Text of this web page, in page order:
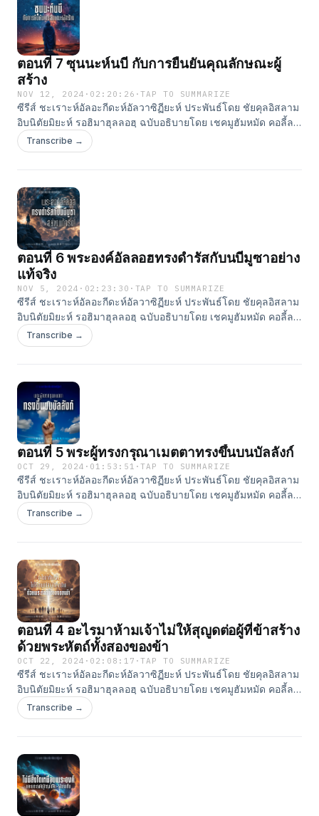
publisher/id1529718433⁠⁠⁠⁠⁠⁠⁠⁠⁠⁠⁠⁠⁠⁠⁠⁠⁠⁠⁠⁠⁠⁠⁠⁠⁠⁠ Youtube:
⁠⁠⁠⁠⁠⁠⁠⁠⁠⁠⁠⁠⁠⁠⁠⁠⁠⁠⁠⁠⁠⁠⁠⁠⁠⁠https://www.youtube.com/c/AssabiqoonPublisher⁠⁠⁠⁠⁠⁠⁠⁠⁠⁠⁠⁠⁠⁠⁠⁠⁠⁠⁠⁠⁠⁠⁠⁠⁠⁠ Facebook:
⁠⁠⁠⁠⁠⁠⁠⁠⁠⁠⁠⁠⁠⁠⁠⁠⁠⁠⁠⁠⁠⁠⁠⁠⁠⁠https://www.facebook.com/AssabiqoonPublisher⁠⁠⁠⁠⁠⁠⁠⁠⁠⁠⁠⁠⁠⁠⁠⁠⁠⁠⁠ Tiktok:
⁠⁠⁠⁠⁠⁠⁠⁠⁠⁠⁠⁠⁠⁠⁠⁠⁠⁠⁠https://www.tiktok.com/@assabiqoon⁠⁠⁠⁠⁠⁠⁠⁠⁠⁠⁠⁠⁠⁠⁠⁠⁠⁠⁠ Clubhouse:
⁠⁠⁠⁠⁠⁠⁠⁠⁠⁠⁠⁠⁠⁠⁠⁠⁠⁠⁠⁠⁠⁠⁠⁠⁠⁠⁠⁠⁠⁠⁠https://www.clubhouse.com/house/assabiqoon-publisher⁠⁠⁠⁠⁠⁠⁠⁠⁠⁠
ตอนที่ 7 ซุนนะห์นบี กับการยืนยันคุณลักษณะผู้
สร้าง
NOV 12, 2024 · 02:20:26 ·TAP TO SUMMARIZE
ซีรีส์ ชะเราะห์อัลอะกีดะห์อัลวาซิฏียะห์ ประพันธ์โดย ชัยคุลอิสลาม
อิบนิตัยมิยะห์ รอฮิมาฮุลลอฮฺ ฉบับอธิบายโดย เชคมูฮัมหมัด คอลี้ล
ฮัรรอซ สอนโดย อ.ยูนุส แสงไพจิตร สำนักพิมพ์อัซซาบิกูน #ติดตาม
ผลงานของเราได้ที่ Line: ⁠⁠⁠⁠⁠⁠⁠⁠⁠⁠⁠⁠⁠⁠⁠⁠⁠⁠⁠⁠⁠⁠⁠⁠⁠@assabiqoon⁠⁠⁠⁠⁠⁠⁠⁠⁠⁠⁠⁠⁠⁠⁠⁠⁠⁠⁠⁠⁠⁠⁠⁠⁠ Website:
publisher/id1529718433⁠⁠⁠⁠⁠⁠⁠⁠⁠⁠⁠⁠⁠⁠⁠⁠⁠⁠⁠⁠⁠⁠⁠⁠⁠ Youtube:
⁠⁠⁠⁠⁠⁠⁠⁠⁠⁠⁠⁠⁠⁠⁠⁠⁠⁠⁠⁠⁠⁠⁠⁠⁠https://www.youtube.com/c/AssabiqoonPublisher⁠⁠⁠⁠⁠⁠⁠⁠⁠⁠⁠⁠⁠⁠⁠⁠⁠⁠⁠⁠⁠⁠⁠⁠⁠ Facebook:
⁠⁠⁠⁠⁠⁠⁠⁠⁠⁠⁠⁠⁠⁠⁠⁠⁠⁠⁠⁠⁠⁠⁠⁠⁠https://www.facebook.com/AssabiqoonPublisher⁠⁠⁠⁠⁠⁠⁠⁠⁠⁠⁠⁠⁠⁠⁠⁠⁠⁠ Tiktok:
⁠⁠⁠⁠⁠⁠⁠⁠⁠⁠⁠⁠⁠⁠⁠⁠⁠⁠https://www.tiktok.com/@assabiqoon⁠⁠⁠⁠⁠⁠⁠⁠⁠⁠⁠⁠⁠⁠⁠⁠⁠⁠ Clubhouse:
⁠⁠⁠⁠⁠⁠⁠⁠⁠⁠⁠⁠⁠⁠⁠⁠⁠⁠⁠⁠⁠⁠⁠⁠⁠⁠⁠⁠⁠⁠https://www.clubhouse.com/house/assabiqoon-publisher⁠⁠⁠⁠⁠⁠⁠⁠⁠⁠
Transcribe →
ตอนที่ 6 พระองค์อัลลอฮทรงดำรัสกับนบีมูซาอย่าง
แท้จริง
NOV 5, 2024 · 02:23:30 · TAP TO SUMMARIZE
ซีรีส์ ชะเราะห์อัลอะกีดะห์อัลวาซิฏียะห์ ประพันธ์โดย ชัยคุลอิสลาม
อิบนิตัยมิยะห์ รอฮิมาฮุลลอฮฺ ฉบับอธิบายโดย เชคมูฮัมหมัด คอลี้ล
ฮัรรอซ สอนโดย อ.ยูนุส แสงไพจิตร สำนักพิมพ์อัซซาบิกูน #ติดตาม
ผลงานของเราได้ที่ Line: ⁠⁠⁠⁠⁠⁠⁠⁠⁠⁠⁠⁠⁠⁠⁠⁠⁠⁠⁠⁠⁠⁠⁠⁠@assabiqoon⁠⁠⁠⁠⁠⁠⁠⁠⁠⁠⁠⁠⁠⁠⁠⁠⁠⁠⁠⁠⁠⁠⁠⁠ Website:
publisher/id1529718433⁠⁠⁠⁠⁠⁠⁠⁠⁠⁠⁠⁠⁠⁠⁠⁠⁠⁠⁠⁠⁠⁠⁠⁠ Youtube:
⁠⁠⁠⁠⁠⁠⁠⁠⁠⁠⁠⁠⁠⁠⁠⁠⁠⁠⁠⁠⁠⁠⁠⁠https://www.youtube.com/c/AssabiqoonPublisher⁠⁠⁠⁠⁠⁠⁠⁠⁠⁠⁠⁠⁠⁠⁠⁠⁠⁠⁠⁠⁠⁠⁠⁠ Facebook:
⁠⁠⁠⁠⁠⁠⁠⁠⁠⁠⁠⁠⁠⁠⁠⁠⁠⁠⁠⁠⁠⁠⁠⁠https://www.facebook.com/AssabiqoonPublisher⁠⁠⁠⁠⁠⁠⁠⁠⁠⁠⁠⁠⁠⁠⁠⁠⁠ Tiktok:
⁠⁠⁠⁠⁠⁠⁠⁠⁠⁠⁠⁠⁠⁠⁠⁠⁠https://www.tiktok.com/@assabiqoon⁠⁠⁠⁠⁠⁠⁠⁠⁠⁠⁠⁠⁠⁠⁠⁠⁠ Clubhouse:
⁠⁠⁠⁠⁠⁠⁠⁠⁠⁠⁠⁠⁠⁠⁠⁠⁠⁠⁠⁠⁠⁠⁠⁠⁠⁠⁠⁠⁠https://www.clubhouse.com/house/assabiqoon-publisher⁠⁠⁠⁠⁠⁠⁠⁠⁠⁠
Transcribe →
ตอนที่ 5 พระผู้ทรงกรุณาเมตตาทรงขึ้นบนบัลลังก์
OCT 29, 2024 · 01:53:51 ·TAP TO SUMMARIZE
ซีรีส์ ชะเราะห์อัลอะกีดะห์อัลวาซิฏียะห์ ประพันธ์โดย ชัยคุลอิสลาม
อิบนิตัยมิยะห์ รอฮิมาฮุลลอฮฺ ฉบับอธิบายโดย เชคมูฮัมหมัด คอลี้ล
ฮัรรอซ สอนโดย อ.ยูนุส แสงไพจิตร สำนักพิมพ์อัซซาบิกูน #ติดตาม
ผลงานของเราได้ที่ Line: ⁠⁠⁠⁠⁠⁠⁠⁠⁠⁠⁠⁠⁠⁠⁠⁠⁠⁠⁠⁠⁠⁠⁠@assabiqoon⁠⁠⁠⁠⁠⁠⁠⁠⁠⁠⁠⁠⁠⁠⁠⁠⁠⁠⁠⁠⁠⁠⁠ Website:
publisher/id1529718433⁠⁠⁠⁠⁠⁠⁠⁠⁠⁠⁠⁠⁠⁠⁠⁠⁠⁠⁠⁠⁠⁠⁠ Youtube:
⁠⁠⁠⁠⁠⁠⁠⁠⁠⁠⁠⁠⁠⁠⁠⁠⁠⁠⁠⁠⁠⁠⁠https://www.youtube.com/c/AssabiqoonPublisher⁠⁠⁠⁠⁠⁠⁠⁠⁠⁠⁠⁠⁠⁠⁠⁠⁠⁠⁠⁠⁠⁠⁠ Facebook:
⁠⁠⁠⁠⁠⁠⁠⁠⁠⁠⁠⁠⁠⁠⁠⁠⁠⁠⁠⁠⁠⁠⁠https://www.facebook.com/AssabiqoonPublisher⁠⁠⁠⁠⁠⁠⁠⁠⁠⁠⁠⁠⁠⁠⁠⁠ Tiktok:
⁠⁠⁠⁠⁠⁠⁠⁠⁠⁠⁠⁠⁠⁠⁠⁠https://www.tiktok.com/@assabiqoon⁠⁠⁠⁠⁠⁠⁠⁠⁠⁠⁠⁠⁠⁠⁠⁠ Clubhouse:
⁠⁠⁠⁠⁠⁠⁠⁠⁠⁠⁠⁠⁠⁠⁠⁠⁠⁠⁠⁠⁠⁠⁠⁠⁠⁠⁠⁠https://www.clubhouse.com/house/assabiqoon-publisher⁠⁠⁠⁠⁠⁠⁠⁠⁠⁠
Transcribe →
ตอนที่ 4 อะไรมาห้ามเจ้าไม่ให้สุญูดต่อผู้ที่ข้าสร้าง
ด้วยพระหัตถ์ทั้งสองของข้า
OCT 22, 2024 · 02:08:17 ·TAP TO SUMMARIZE
ซีรีส์ ชะเราะห์อัลอะกีดะห์อัลวาซิฏียะห์ ประพันธ์โดย ชัยคุลอิสลาม
อิบนิตัยมิยะห์ รอฮิมาฮุลลอฮฺ ฉบับอธิบายโดย เชคมูฮัมหมัด คอลี้ล
ฮัรรอซ สอนโดย อ.ยูนุส แสงไพจิตร สำนักพิมพ์อัซซาบิกูน #ติดตาม
ผลงานของเราได้ที่ Line: ⁠⁠⁠⁠⁠⁠⁠⁠⁠⁠⁠⁠⁠⁠⁠⁠⁠⁠⁠⁠⁠⁠@assabiqoon⁠⁠⁠⁠⁠⁠⁠⁠⁠⁠⁠⁠⁠⁠⁠⁠⁠⁠⁠⁠⁠⁠ Website:
publisher/id1529718433⁠⁠⁠⁠⁠⁠⁠⁠⁠⁠⁠⁠⁠⁠⁠⁠⁠⁠⁠⁠⁠⁠ Youtube:
⁠⁠⁠⁠⁠⁠⁠⁠⁠⁠⁠⁠⁠⁠⁠⁠⁠⁠⁠⁠⁠⁠https://www.youtube.com/c/AssabiqoonPublisher⁠⁠⁠⁠⁠⁠⁠⁠⁠⁠⁠⁠⁠⁠⁠⁠⁠⁠⁠⁠⁠⁠ Facebook:
⁠⁠⁠⁠⁠⁠⁠⁠⁠⁠⁠⁠⁠⁠⁠⁠⁠⁠⁠⁠⁠⁠https://www.facebook.com/AssabiqoonPublisher⁠⁠⁠⁠⁠⁠⁠⁠⁠⁠⁠⁠⁠⁠⁠ Tiktok:
⁠⁠⁠⁠⁠⁠⁠⁠⁠⁠⁠⁠⁠⁠⁠https://www.tiktok.com/@assabiqoon⁠⁠⁠⁠⁠⁠⁠⁠⁠⁠⁠⁠⁠⁠⁠ Clubhouse:
Transcribe →